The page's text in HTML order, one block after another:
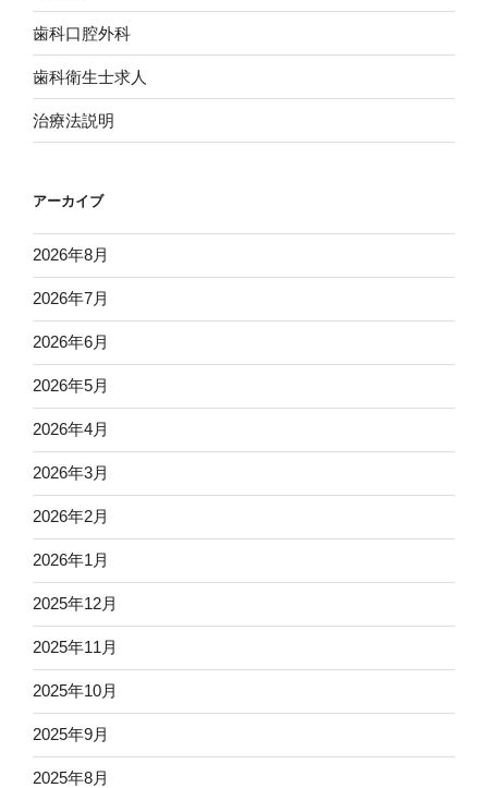
歯科口腔外科
歯科衛生士求人
治療法説明
アーカイブ
2026年8月
2026年7月
2026年6月
2026年5月
2026年4月
2026年3月
2026年2月
2026年1月
2025年12月
2025年11月
2025年10月
2025年9月
2025年8月